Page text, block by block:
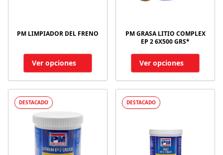
PM LIMPIADOR DEL FRENO
Ver opciones
PM GRASA LITIO COMPLEX
EP 2 6X500 GRS*
Ver opciones
DESTACADO DESTACADO